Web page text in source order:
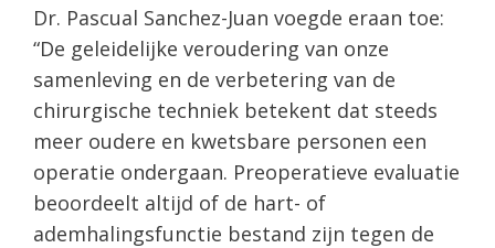
Dr. Pascual Sanchez-Juan voegde eraan toe:
“De geleidelijke veroudering van onze
samenleving en de verbetering van de
chirurgische techniek betekent dat steeds
meer oudere en kwetsbare personen een
operatie ondergaan. Preoperatieve evaluatie
beoordeelt altijd of de hart- of
ademhalingsfunctie bestand zijn tegen de